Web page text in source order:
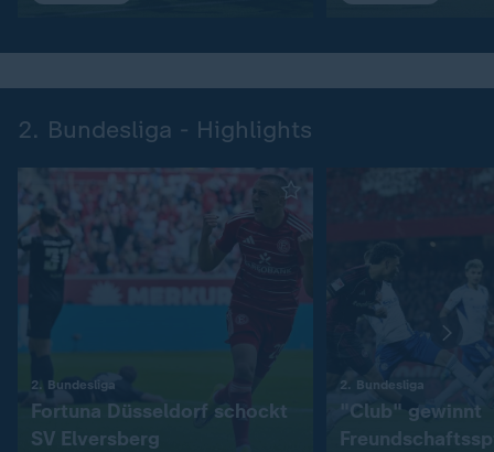
2. Bundesliga - Highlights
2. Bundesliga
Fortuna Düsseldorf schockt
SV Elversberg
2. Bundesliga
"Club" gewinnt